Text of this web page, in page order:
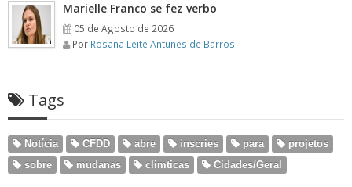
Marielle Franco se fez verbo
05 de Agosto de 2026
Por Rosana Leite Antunes de Barros
Tags
Notícia CFDD abre inscries para
projetos
sobre
mudanas climticas Cidades/Geral